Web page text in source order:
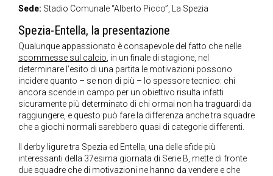
Sede: Stadio Comunale “Alberto Picco”, La Spezia
Spezia-Entella, la presentazione
Qualunque appassionato è consapevole del fatto che nelle
scommesse sul calcio, in un finale di stagione, nel
determinare l’esito di una partita le motivazioni possono
incidere quanto – se non di più – lo spessore tecnico: chi
ancora scende in campo per un obiettivo risulta infatti
sicuramente più determinato di chi ormai non ha traguardi da
raggiungere, e questo può fare la differenza anche tra squadre
che a giochi normali sarebbero quasi di categorie differenti.
Il derby ligure tra Spezia ed Entella, una delle sfide più
interessanti della 37esima giornata di Serie B, mette di fronte
due squadre che di motivazioni ne hanno da vendere e che